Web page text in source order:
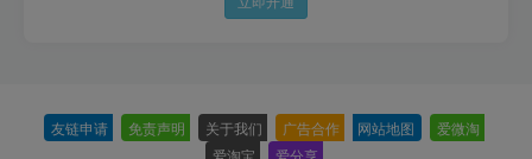
友链申请 免责声明 关于我们 广告合作 网站地图 爱微淘
爱淘宝
爱分享